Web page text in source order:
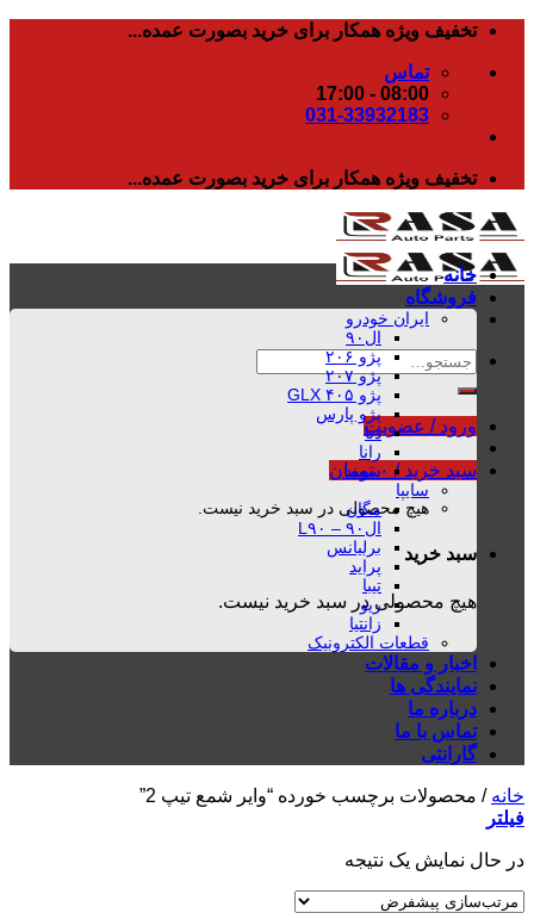
رفتن
محتوا
تخفیف ویژه همکار برای خرید بصورت عمده...
تماس
08:00 - 17:00
031-33932183
تخفیف ویژه همکار برای خرید بصورت عمده...
جستجو
ورود / عضویت
سبد خرید / ۰ تومان
هیچ محصولی در سبد خرید نیست.
سبد خرید
هیچ محصولی در سبد خرید نیست.
خانه
فروشگاه
ایران خودرو
ال۹۰
پژو ۲۰۶
پژو ۲۰۷
پژو ۴۰۵ GLX
پژو پارس
دنا
رانا
سمند
سایپا
مگان
ال۹۰ – L۹۰
برلیانس
پراید
تیبا
ریو
زانتیا
قطعات الکترونیک
اخبار و مقالات
نمایندگی ها
درباره ما
تماس با ما
گارانتی
خانه / محصولات برچسب خورده “وایر شمع تیپ 2”
فیلتر
در حال نمایش یک نتیجه